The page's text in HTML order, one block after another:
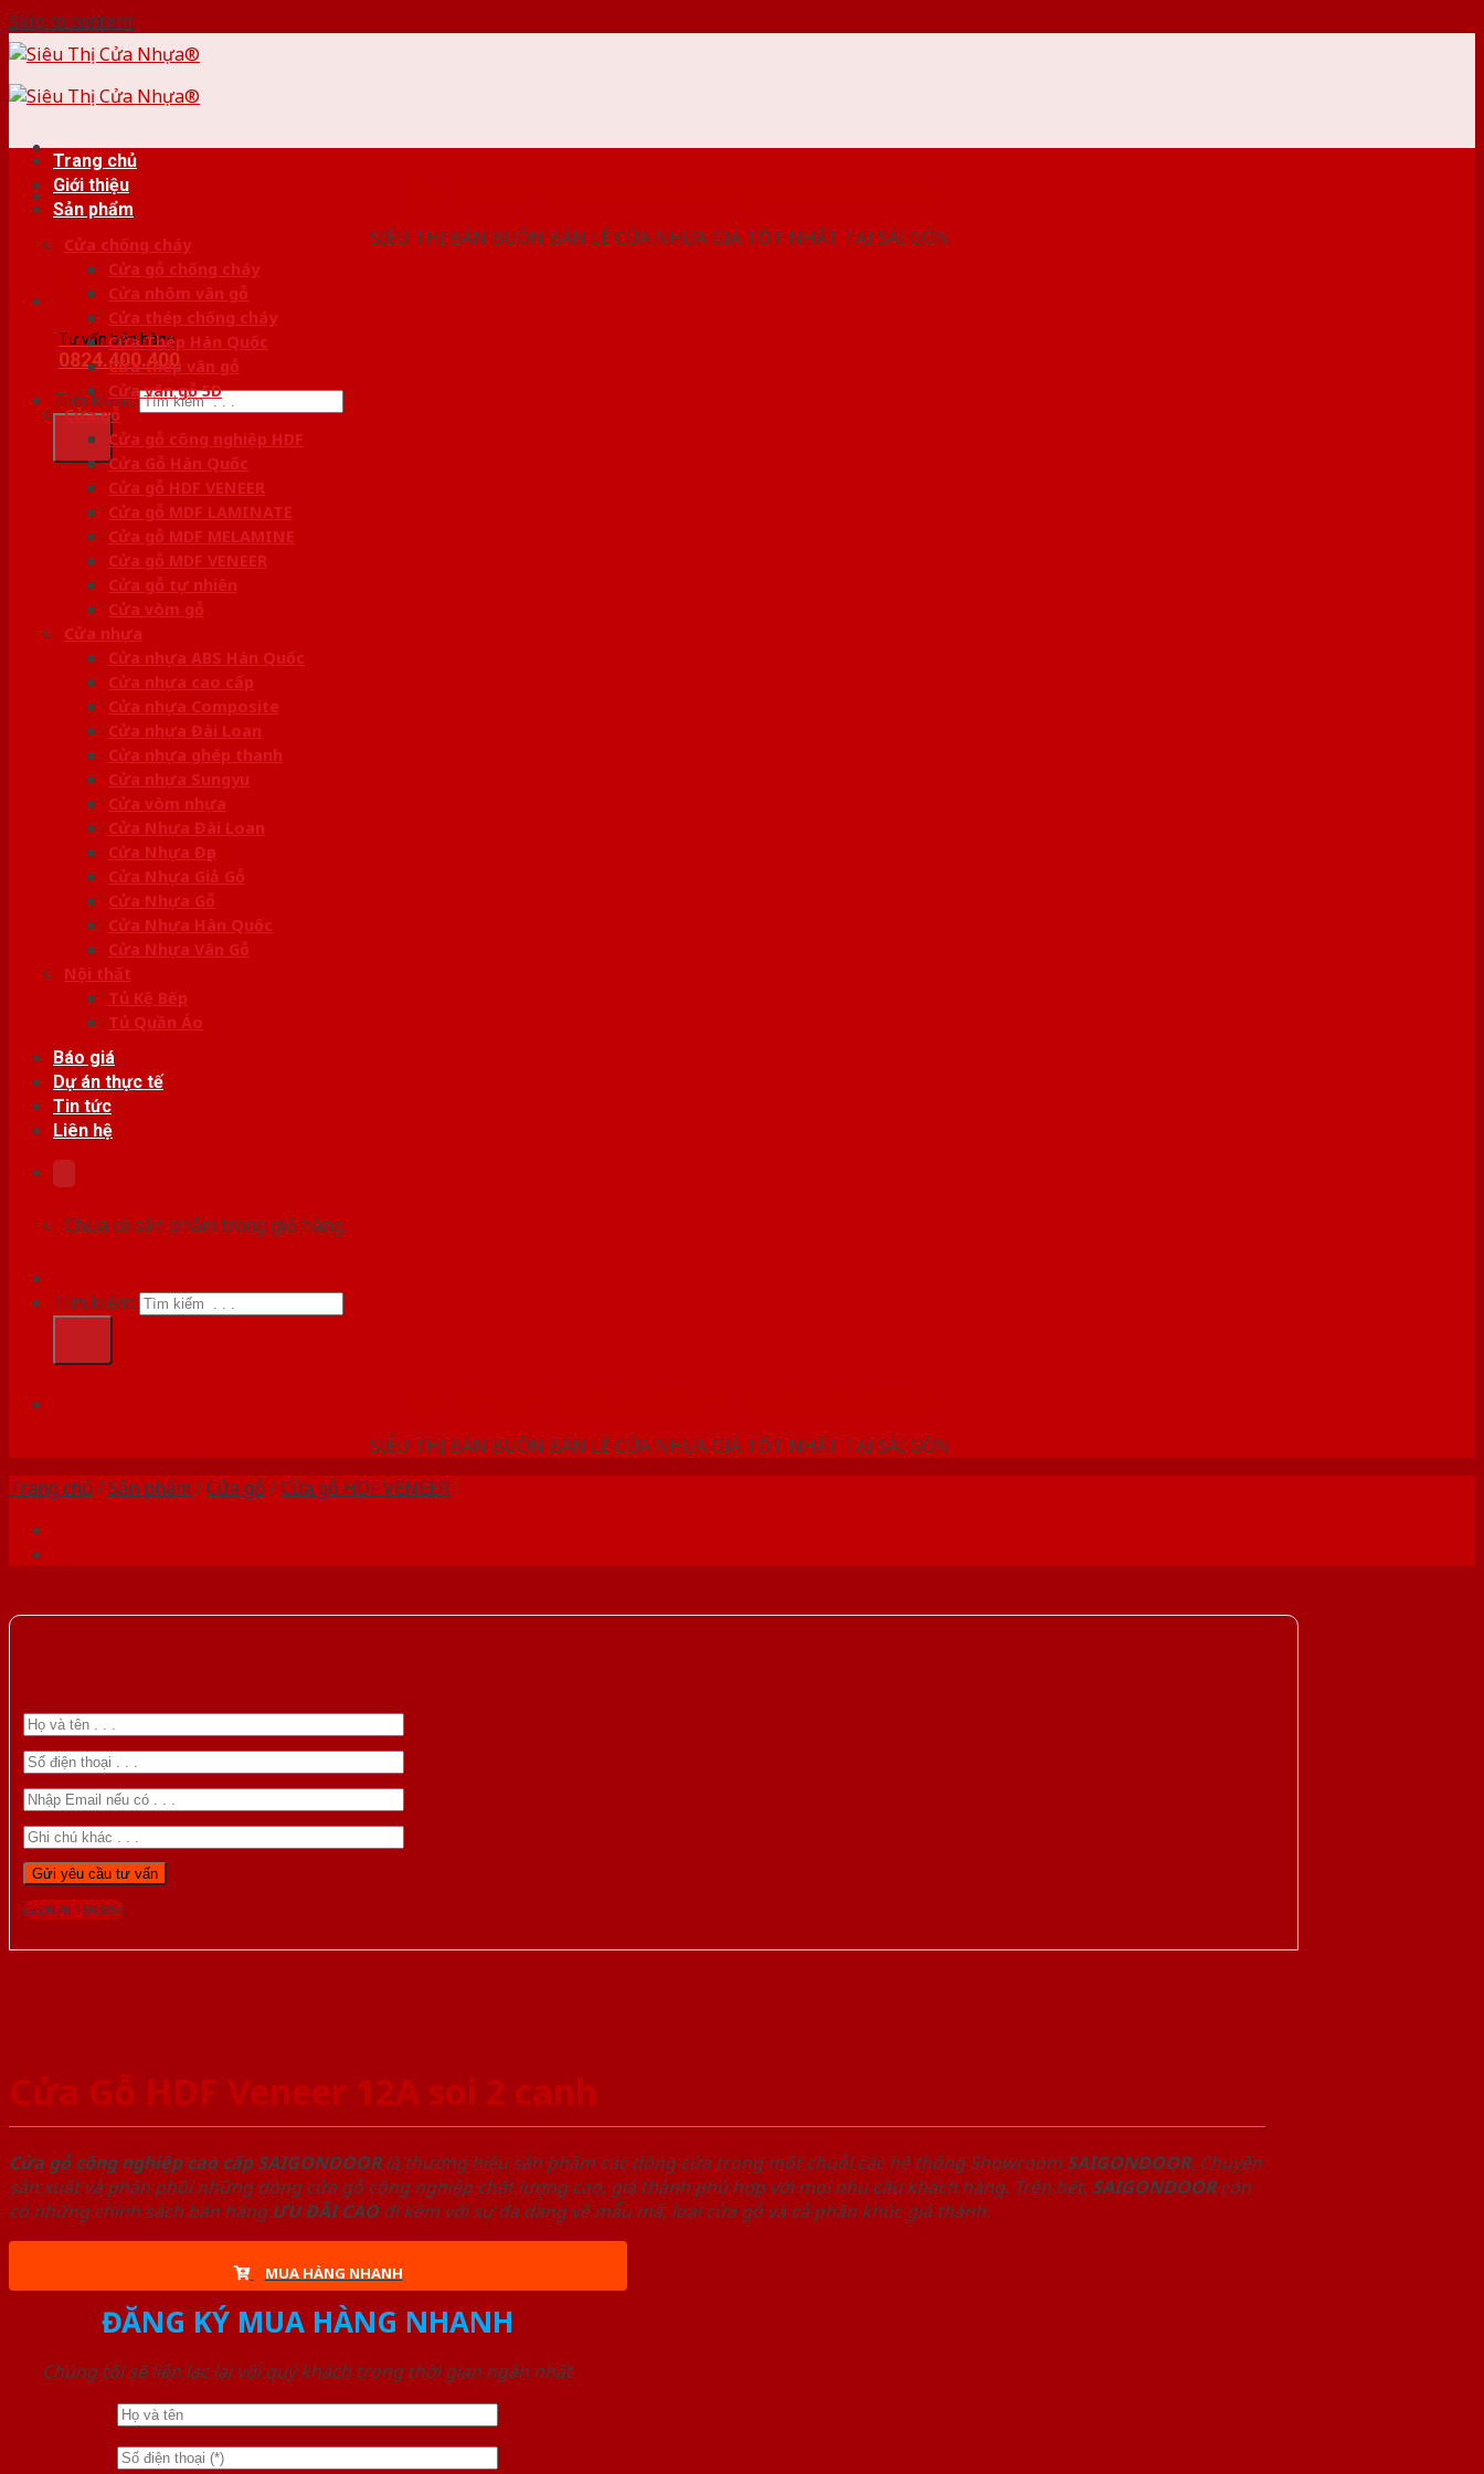
Skip to content
SIÊU THỊ BÁN BUÔN BÁN LẺ CỬA NHỰA GIÁ TỐT NHẤT TẠI SÀI GÒN
Tư vấn bán hàng
0824.400.400
Tìm kiếm:
Trang chủ
Giới thiệu
Sản phẩm
Cửa chống cháy
Cửa gỗ chống cháy
Cửa nhôm vân gỗ
Cửa thép chống cháy
Cửa Thép Hàn Quốc
Cửa thép vân gỗ
Cửa vân gỗ 5D
Cửa gỗ
Cửa gỗ công nghiệp HDF
Cửa Gỗ Hàn Quốc
Cửa gỗ HDF VENEER
Cửa gỗ MDF LAMINATE
Cửa gỗ MDF MELAMINE
Cửa gỗ MDF VENEER
Cửa gỗ tự nhiên
Cửa vòm gỗ
Cửa nhựa
Cửa nhựa ABS Hàn Quốc
Cửa nhựa cao cấp
Cửa nhựa Composite
Cửa nhựa Đài Loan
Cửa nhựa ghép thanh
Cửa nhựa Sungyu
Cửa vòm nhựa
Cửa Nhựa Đài Loan
Cửa Nhựa Đẹp
Cửa Nhựa Giả Gỗ
Cửa Nhựa Gỗ
Cửa Nhựa Hàn Quốc
Cửa Nhựa Vân Gỗ
Nội thất
Tủ Kệ Bếp
Tủ Quần Áo
Báo giá
Dự án thực tế
Tin tức
Liên hệ
Chưa có sản phẩm trong giỏ hàng.
Tìm kiếm:
SIÊU THỊ BÁN BUÔN BÁN LẺ CỬA NHỰA GIÁ TỐT NHẤT TẠI SÀI GÒN
Trang chủ /Sản phẩm /Cửa gỗ /Cửa gỗ HDF VENEER
Gọi 0976.169.864
Cửa Gỗ HDF Veneer 12A soi 2 canh
Cửa gỗ công nghiệp cao cấp SAIGONDOORlà thương hiệu sản phẩm các dòng cửa trong một chuỗi các hệ thống Showroom SAIGONDOOR. Chuyên
sản xuất và phân phối những dòng cửa gỗ công nghiệp chất lượng cao, giá thành phù hợp với mọi nhu cầu khách hàng. Trên hết, SAIGONDOORcòn
có những chính sách bán hàng ƯU ĐÃI CAOđi kèm với sự đa dạng về mẫu mã, loại cửa gỗ và cả phân khúc giá thành.
MUA HÀNG NHANH
ĐĂNG KÝ MUA HÀNG NHANH
Chúng tôi sẽ liên lạc lại với quý khách trong thời gian ngắn nhất